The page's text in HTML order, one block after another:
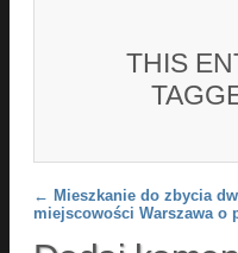
THIS
Post navigation
← Mieszkanie do zbycia
miejscowości Warszawa o